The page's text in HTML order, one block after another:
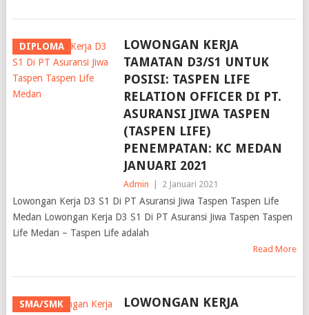
DIPLOMA
LOWONGAN KERJA
TAMATAN D3/S1 UNTUK
POSISI: TASPEN LIFE
RELATION OFFICER DI PT.
ASURANSI JIWA TASPEN
(TASPEN LIFE)
PENEMPATAN: KC MEDAN
JANUARI 2021
Admin 2 Januari 2021
Lowongan Kerja D3 S1 Di PT Asuransi Jiwa Taspen Taspen Life
Medan Lowongan Kerja D3 S1 Di PT Asuransi Jiwa Taspen Taspen
Life Medan – Taspen Life adalah
Read More
SMA/SMK
LOWONGAN KERJA